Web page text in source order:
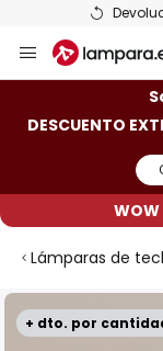
al
DESCUENTO
Lámparas de
+ dto. por
Saltar
al